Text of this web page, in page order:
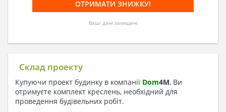
Ваші дані захищені
Склад проекту
Купуючи проект будинку в компанії Dom4M, Ви
отримуєте комплект креслень, необхідний для
проведення будівельних робіт.